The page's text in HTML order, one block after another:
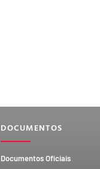
DOCUMENTOS
Documentos Oficiais